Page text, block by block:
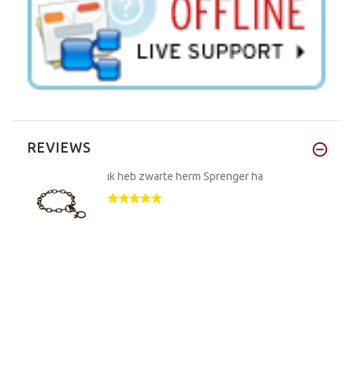
REVIEWS
ik heb zwarte herm Sprenger ha